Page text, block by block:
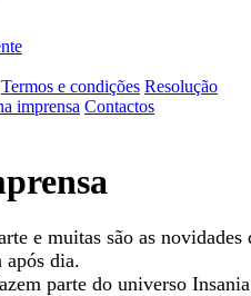
Termos e condições Resolução
imprensa Contactos
e muitas são as novidades
após dia.
parte do universo